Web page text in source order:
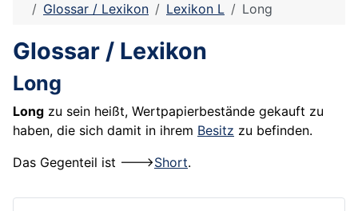
Glossar / Lexikon
Lexikon L Long
Glossar / Lexikon
Long
Long zu sein heißt, Wertpapierbestände gekauft zu
haben, die sich damit in ihrem Besitz zu befinden.
Das Gegenteil ist --->Short.